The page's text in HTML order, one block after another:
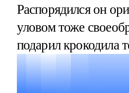
Распорядился он
уловом тоже
подарил крокодила